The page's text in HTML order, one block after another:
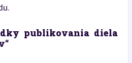
publikovania diela